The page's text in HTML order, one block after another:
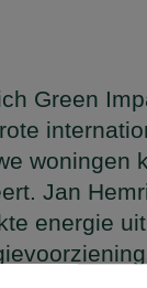
Green
Jan
energie